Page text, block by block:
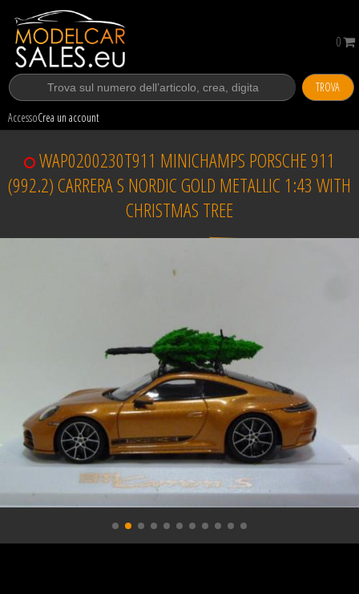
TROVA
AccessoCrea un account
0
WAP0200230T911 MINICHAMPS PORSCHE 911
(992.2) CARRERA S NORDIC GOLD METALLIC 1:43 WITH
CHRISTMAS TREE